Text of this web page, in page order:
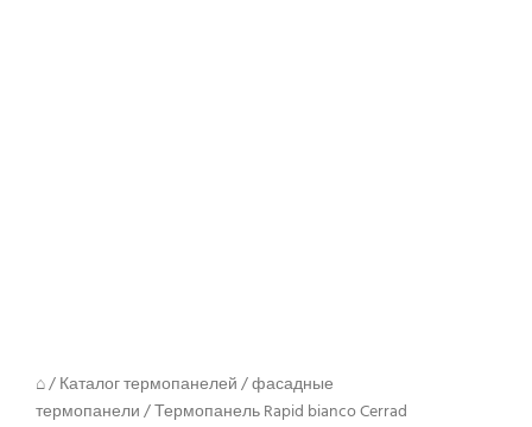
⌂/Каталог термопанелей/фасадные
термопанели/Термопанель Rapid bianco Cerrad